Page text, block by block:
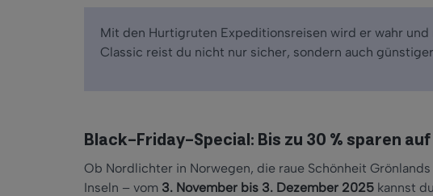
Mit den Hurtigruten Expeditionsreisen wird er wahr
Classic reist du nicht nur sicher, sondern auch g
Black-Friday-Special: Bis zu 30 % sparen
Ob Nordlichter in Norwegen, die raue Schönheit
Inseln – vom 3. November bis 3. Dezember 2025 kannst